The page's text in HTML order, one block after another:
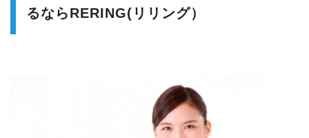
るならRERING(リリング）